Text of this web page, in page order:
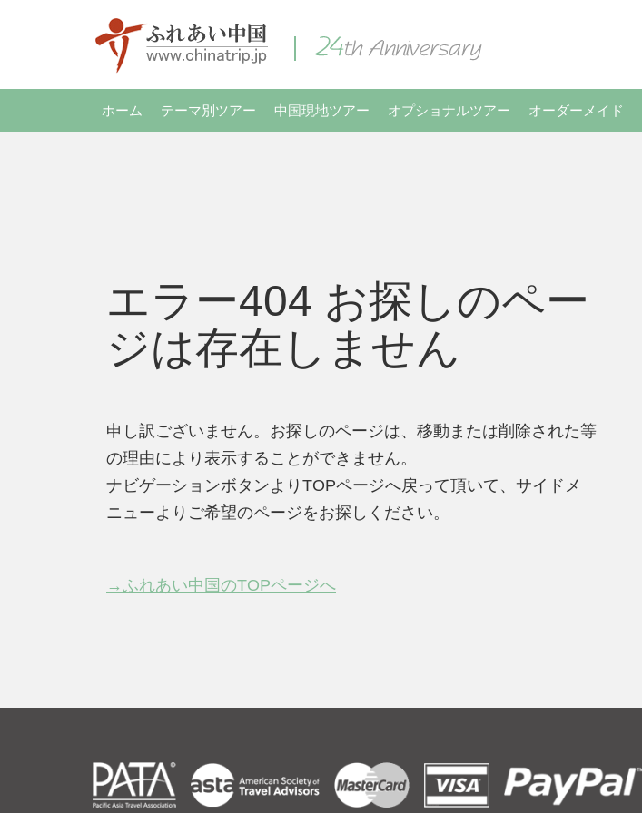
ホーム テーマ別ツアー 中国現地ツアー オプショナルツアー オーダーメイド
エラー404 お探しのペー
ジは存在しません
申し訳ございません。お探しのページは、移動または削除された等
の理由により表示することができません。
ナビゲーションボタンよりTOPページへ戻って頂いて、サイドメ
ニューよりご希望のページをお探しください。
→ふれあい中国のTOPページへ